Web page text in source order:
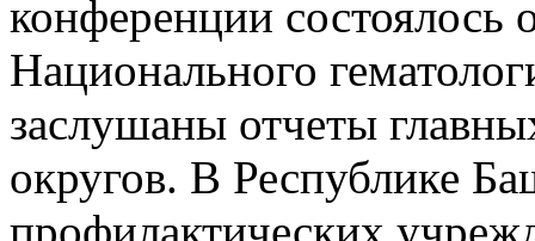
конференции состоялось
Национального
заслушаны отчеты
округов. В Республике
профилактических